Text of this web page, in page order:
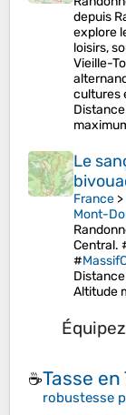
depuis
explore
loisirs,
Vieille-
cultures
Distance
Le
France >
Mont-
Central.
#
Distance
Altitude
☕Tasse
robustesse